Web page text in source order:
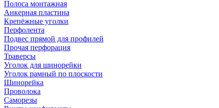
Полоса монтажная
Анкерная пластина
Крепёжные уголки
Перфолента
Подвес прямой для профилей
Прочая перфорация
Траверсы
Уголок для шинорейки
Уголок рамный по плоскости
Шинорейка
Проволока
Саморезы